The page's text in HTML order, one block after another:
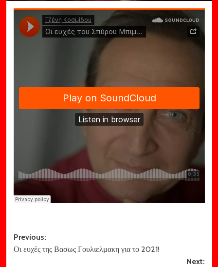
Post
navigation
Previous:
Οι ευχές της Βασως Γουλιελμακη για το 2021!
Next: